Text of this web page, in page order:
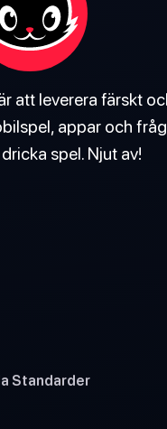
att leverera färskt
appar och
spel. Njut av!
Standarder